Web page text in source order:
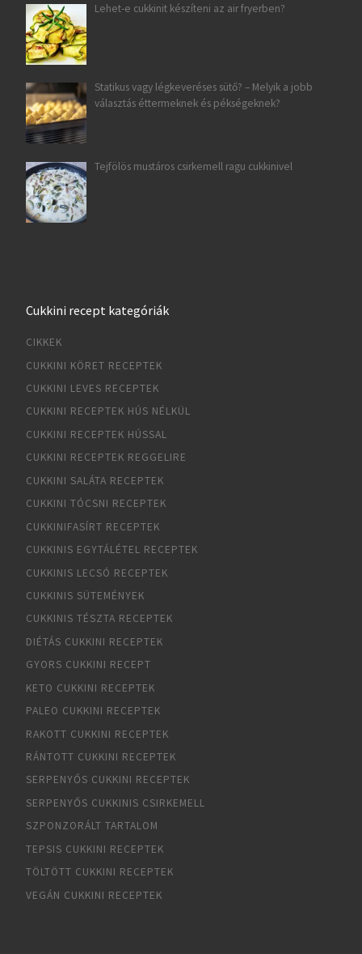
Lehet-e cukkinit készíteni az air fryerben?
Statikus vagy légkeveréses sütő? – Melyik a jobb
választás éttermeknek és pékségeknek?
Tejfölös mustáros csirkemell ragu cukkinivel
Cukkini recept kategóriák
CIKKEK
CUKKINI KÖRET RECEPTEK
CUKKINI LEVES RECEPTEK
CUKKINI RECEPTEK HÚS NÉLKÜL
CUKKINI RECEPTEK HÚSSAL
CUKKINI RECEPTEK REGGELIRE
CUKKINI SALÁTA RECEPTEK
CUKKINI TÓCSNI RECEPTEK
CUKKINIFASÍRT RECEPTEK
CUKKINIS EGYTÁLÉTEL RECEPTEK
CUKKINIS LECSÓ RECEPTEK
CUKKINIS SÜTEMÉNYEK
CUKKINIS TÉSZTA RECEPTEK
DIÉTÁS CUKKINI RECEPTEK
GYORS CUKKINI RECEPT
KETO CUKKINI RECEPTEK
PALEO CUKKINI RECEPTEK
RAKOTT CUKKINI RECEPTEK
RÁNTOTT CUKKINI RECEPTEK
SERPENYŐS CUKKINI RECEPTEK
SERPENYŐS CUKKINIS CSIRKEMELL
SZPONZORÁLT TARTALOM
TEPSIS CUKKINI RECEPTEK
TÖLTÖTT CUKKINI RECEPTEK
VEGÁN CUKKINI RECEPTEK